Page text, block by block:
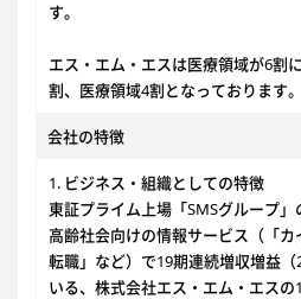
す。
エス・エム・エスは医療領域が6割
割、医療領域4割となっております。
会社の特徴
1. ビジネス・組織としての特徴
東証プライム上場「SMSグループ
高齢社会向けの情報サービス（「
転職」など）で19期連続増収増益
いる、株式会社エス・エム・エスの